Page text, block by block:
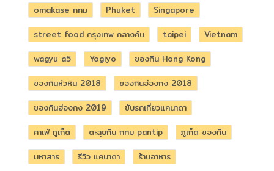
omakase กทม Phuket
Singapore
street food กรุงเทพ กลางคืน
taipei
Vietnam
wagyu a5
Yogiyo
ของกิน Hong Kong
ของกินหัวหิน 2018
ของกินฮ่องกง 2018
ของกินฮ่องกง 2019
ขับรถเที่ยวแคนาดา
คาเฟ่ ภูเก็ต
ตะลุยกิน กทม pantip
ภูเก็ต ของกิน
มหาสาร
รีวิว แคนาดา
ร้านอาหาร